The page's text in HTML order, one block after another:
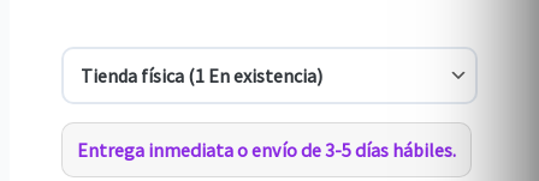
Entrega inmediata o envío de 3-5 días hábiles.